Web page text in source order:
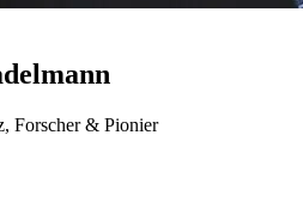
Forscher & Pionier